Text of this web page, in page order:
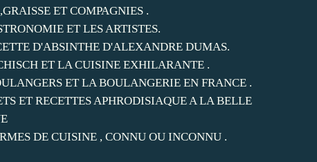
ET COMPAGNIES .
ET LES ARTISTES.
D'ABSINTHE D'ALEXANDRE DUMAS.
ET LA CUISINE EXHILARANTE .
ET LA BOULANGERIE EN FRANCE .
ET RECETTES APHRODISIAQUE A LA BELLE
DE CUISINE , CONNU OU INCONNU .